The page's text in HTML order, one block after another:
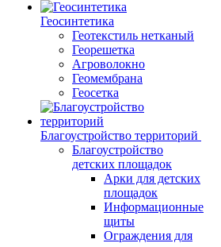
Геосинтетика
Геотекстиль нетканый
Георешетка
Агроволокно
Геомембрана
Геосетка
Благоустройство территорий
Благоустройство
детских площадок
Арки для детских
площадок
Информационные
щиты
Ограждения для